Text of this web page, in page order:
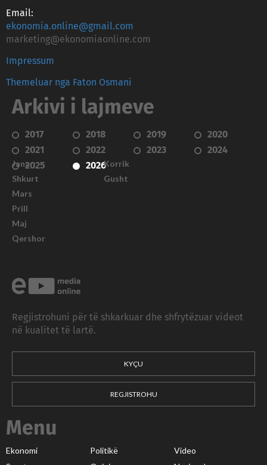
Email:
ekonomia.online@gmail.com
marketing@ekonomiaonline.com
Impressum
Themeluar nga Faton Osmani
Arkivi i lajmeve
2017 2018 2019
2020
2021
2022 2023
2024
2025
2026
Janar
Shkurt
Mars
Prill
Maj
Qershor
Korrik
Gusht
Regjistrohuni për të shkarkuar dhe shfrytëzuar videot
në kualitet të lartë.
KYÇU
REGJISTROHU
Menu
Ekonomi Politikë
Video